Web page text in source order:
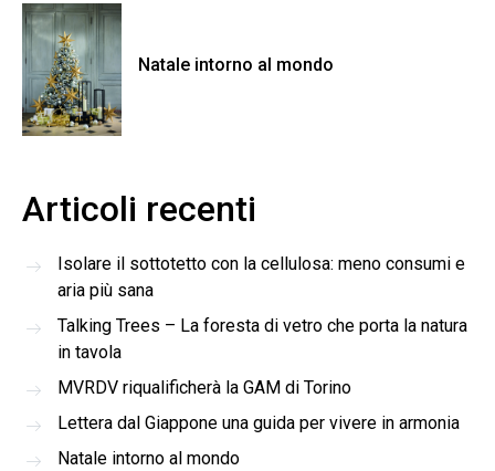
Natale intorno al mondo
Articoli recenti
Isolare il sottotetto con la cellulosa: meno consumi e
aria più sana
Talking Trees – La foresta di vetro che porta la natura
in tavola
MVRDV riqualificherà la GAM di Torino
Lettera dal Giappone una guida per vivere in armonia
Natale intorno al mondo